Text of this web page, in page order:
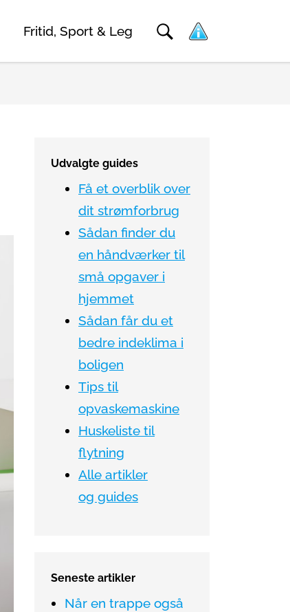
Fritid, Sport & Leg
Udvalgte guides
Få et overblik over
dit strømforbrug
Sådan finder du
en håndværker til
små opgaver i
hjemmet
Sådan får du et
bedre indeklima i
boligen
Tips til
opvaskemaskine
Huskeliste til
flytning
Alle artikler
og guides
Seneste artikler
Når en trappe også